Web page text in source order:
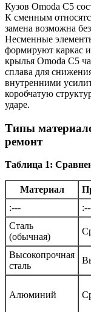
Кузов Omoda C5
К сменным
замена возможна
Несменные
формируют каркас
крылья Omoda C5
сплава для
внутренними
коробчатую
ударе.
Типы
ремонт
Таблица 1:
Материал
:---
Сталь
(обычная)
Высокопрочная
сталь
Алюминий